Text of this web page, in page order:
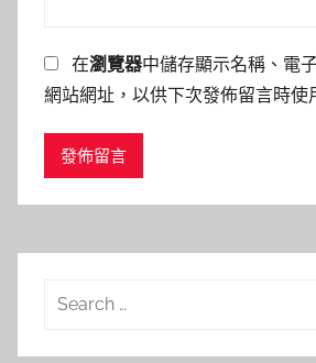
在瀏覽器中儲存顯示名稱、電
網站網址，以供下次發佈留言時使
Search